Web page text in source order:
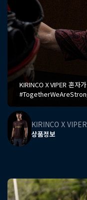
KIRINCO X VIPER 혼자
KIRINCO X
상품정보